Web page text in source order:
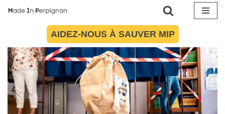
contenu
AIDEZ-NOUS À SAUVER MIP